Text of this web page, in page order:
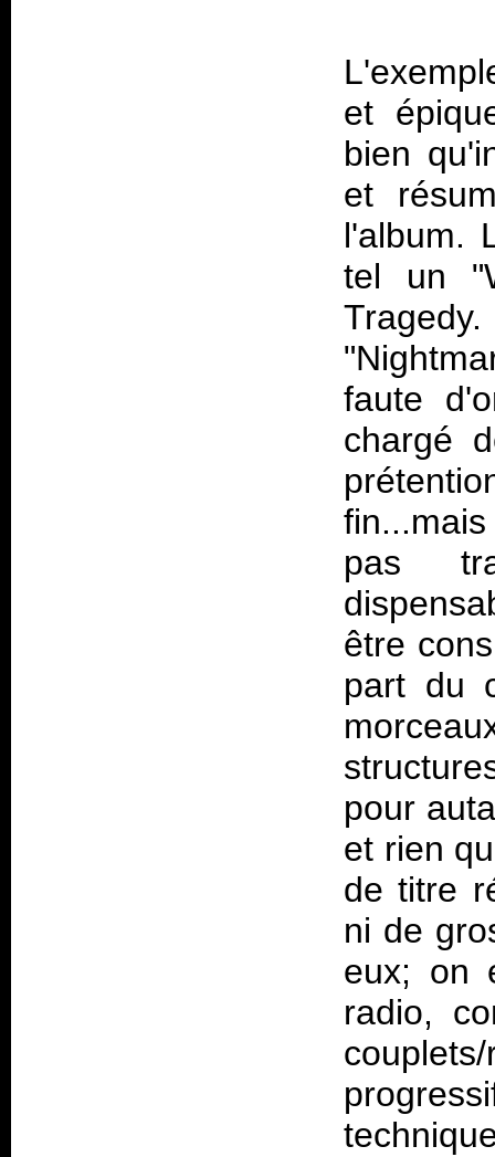
et
bien
et
l'album.
tel un
faute
chargé
pas
être
part du
pour
et rien
de titre
ni de
eux; on
radio,